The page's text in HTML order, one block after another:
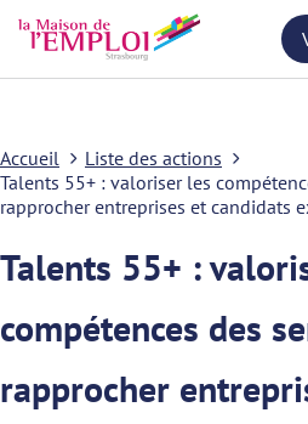
Accueil
Liste des actions
Talents 55+ : valoriser les
rapprocher entreprises et candidats
Talents 55+ :
compétences des
rapprocher